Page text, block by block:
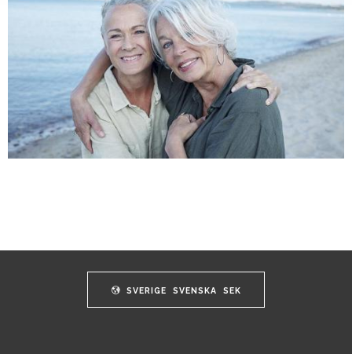
SVERIGE SVENSKA SEK